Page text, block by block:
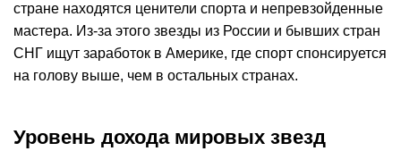
стране находятся ценители спорта и непревзойденные
мастера. Из-за этого звезды из России и бывших стран
СНГ ищут заработок в Америке, где спорт спонсируется
на голову выше, чем в остальных странах.
Уровень дохода мировых звезд